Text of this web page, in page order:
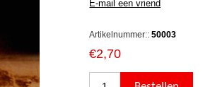
Artikelnummer:: 50003
€2,70